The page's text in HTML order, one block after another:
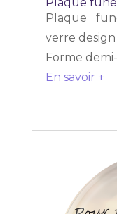
Plaque
verre
Forme
En savoir +